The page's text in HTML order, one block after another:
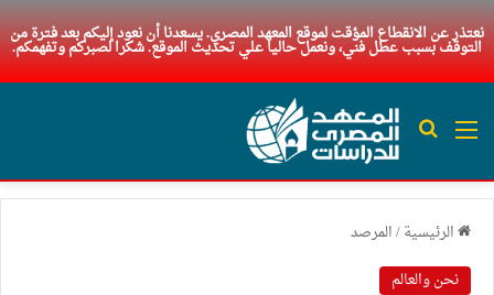
نعتذر عن الانقطاع المؤقت لموقع المعهد المصري. يسعدنا أن نعود إليكم بعد فترة من
التوقف بسبب عطل فني، ونعمل حاليا علي تحديث الموقع. شكرا لصبركم وتفهمكم.
القائمة بحث عن
الرئيسية/المرصد
نحن والعالم